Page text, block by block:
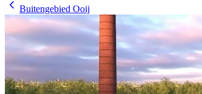
Buitengebied Ooij